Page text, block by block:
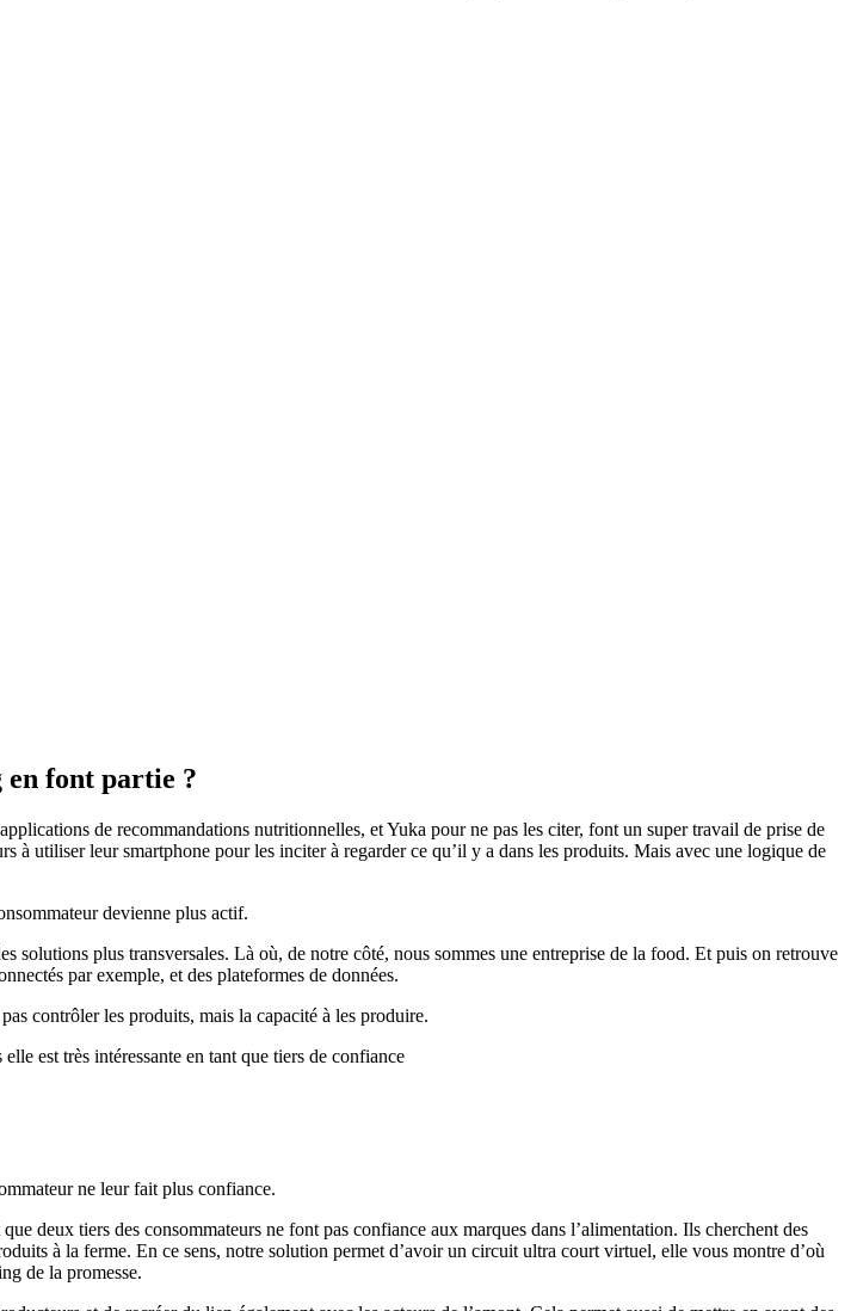
en font partie ?
de recommandations nutritionnelles, et Yuka pour ne pas les citer, font un super travail de prise de
à utiliser leur smartphone pour les inciter à regarder ce qu’il y a dans les produits. Mais avec une logique de
devienne plus actif.
plus transversales. Là où, de notre côté, nous sommes une entreprise de la food. Et puis on retrouve
par exemple, et des plateformes de données.
contrôler les produits, mais la capacité à les produire.
est très intéressante en tant que tiers de confiance
ne leur fait plus confiance.
deux tiers des consommateurs ne font pas confiance aux marques dans l’alimentation. Ils cherchent des
à la ferme. En ce sens, notre solution permet d’avoir un circuit ultra court virtuel, elle vous montre d’où
de la promesse.